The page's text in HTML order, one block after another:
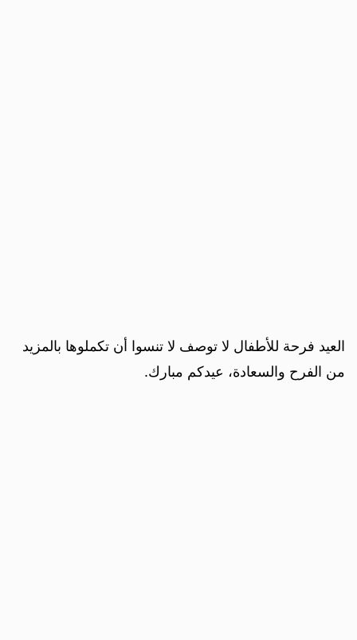
العيد فرحة للأطفال لا توصف لا تنسوا أن تكملوها بالمزيد
من الفرح والسعادة، عيدكم مبارك.